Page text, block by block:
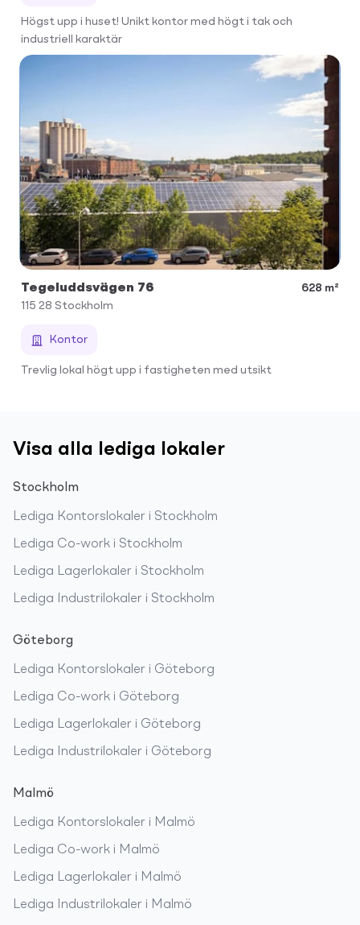
Högst upp i huset! Unikt kontor med högt i tak och
industriell karaktär
Tegeluddsvägen 76
628 m²
115 28 Stockholm
Kontor
Trevlig lokal högt upp i fastigheten med utsikt
Visa alla lediga lokaler
Stockholm
Lediga Kontorslokaler i Stockholm
Lediga Co-work i Stockholm
Lediga Lagerlokaler i Stockholm
Lediga Industrilokaler i Stockholm
Göteborg
Lediga Kontorslokaler i Göteborg
Lediga Co-work i Göteborg
Lediga Lagerlokaler i Göteborg
Lediga Industrilokaler i Göteborg
Malmö
Lediga Kontorslokaler i Malmö
Lediga Co-work i Malmö
Lediga Lagerlokaler i Malmö
Lediga Industrilokaler i Malmö